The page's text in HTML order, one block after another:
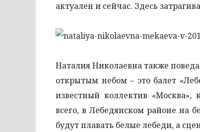
актуален и сейчас. Здесь
Наталия Николаевна также
открытым небом – это балет
известный коллектив «Москва»,
всего, в Лебедянском районе на
будут плавать белые лебеди, а